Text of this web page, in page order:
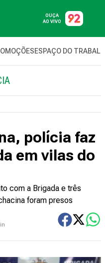
OUÇA
AO VIVO
ESPAÇO DO
polícia faz
em vilas do
com a Brigada e três
foram presos